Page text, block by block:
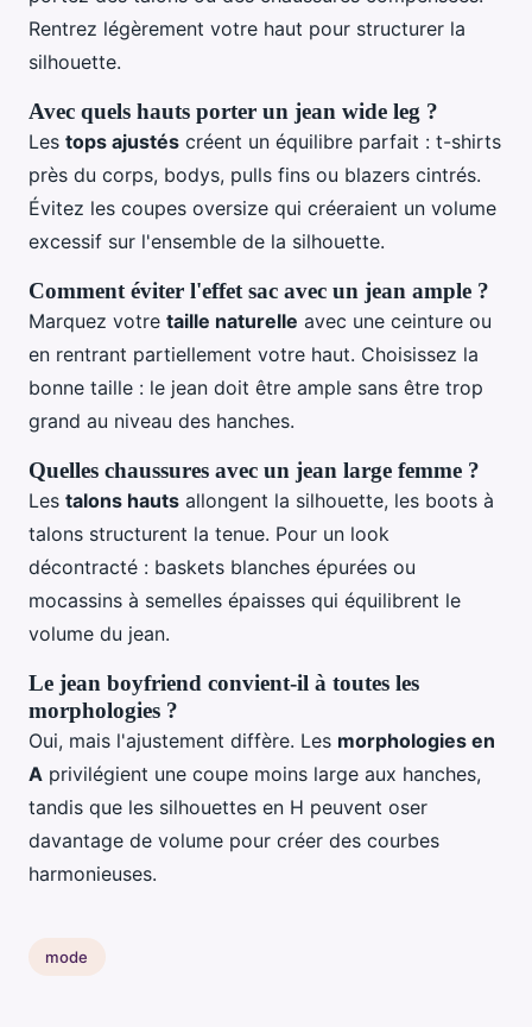
Rentrez légèrement votre haut pour structurer la
silhouette.
Avec quels hauts porter un jean wide leg ?
Les tops ajustés créent un équilibre parfait : t-shirts
près du corps, bodys, pulls fins ou blazers cintrés.
Évitez les coupes oversize qui créeraient un volume
excessif sur l'ensemble de la silhouette.
Comment éviter l'effet sac avec un jean ample ?
Marquez votre taille naturelle avec une ceinture ou
en rentrant partiellement votre haut. Choisissez la
bonne taille : le jean doit être ample sans être trop
grand au niveau des hanches.
Quelles chaussures avec un jean large femme ?
Les talons hauts allongent la silhouette, les boots à
talons structurent la tenue. Pour un look
décontracté : baskets blanches épurées ou
mocassins à semelles épaisses qui équilibrent le
volume du jean.
Le jean boyfriend convient-il à toutes les
morphologies ?
Oui, mais l'ajustement diffère. Les morphologies en
A privilégient une coupe moins large aux hanches,
tandis que les silhouettes en H peuvent oser
davantage de volume pour créer des courbes
harmonieuses.
mode